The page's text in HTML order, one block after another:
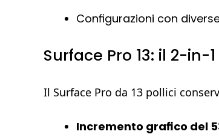
Configurazioni con
Surface Pro 13: il 2-in-
Il Surface Pro da 13 pollici
Incremento grafico del